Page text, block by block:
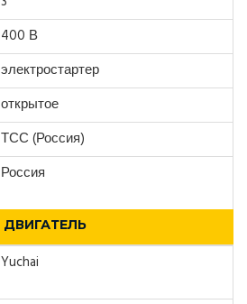
400 В
электростартер
открытое
ТСС (Россия)
Россия
ДВИГАТЕЛЬ
Yuchai